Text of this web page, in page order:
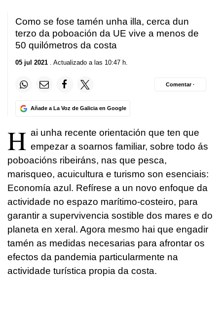
Como se fose tamén unha illa, cerca dun
terzo da poboación da UE vive a menos de
50 quilómetros da costa
05 jul 2021 . Actualizado a las 10:47 h.
Añade a La Voz de Galicia en Google
Comentar ·
H ai unha recente orientación que ten que
empezar a soarnos familiar, sobre todo ás
poboacións ribeiráns, nas que pesca,
marisqueo, acuicultura e turismo son esenciais:
Economía azul. Refírese a un novo enfoque da
actividade no espazo marítimo-costeiro, para
garantir a supervivencia sostible dos mares e do
planeta en xeral. Agora mesmo hai que engadir
tamén as medidas necesarias para afrontar os
efectos da pandemia particularmente na
actividade turística propia da costa.